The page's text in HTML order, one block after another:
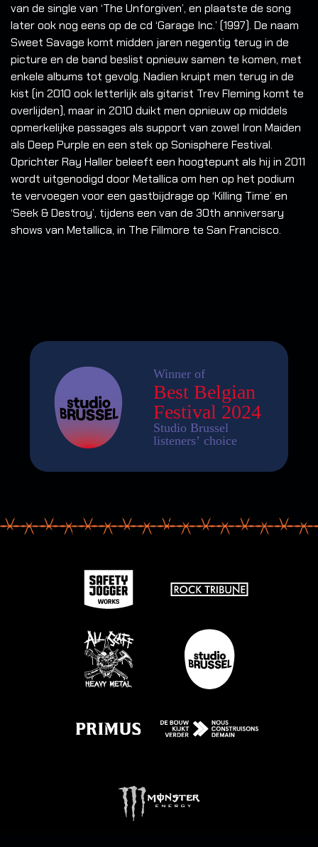
van de single van ‘The Unforgiven’, en plaatste de song
later ook nog eens op de cd ‘Garage Inc.’ (1997). De naam
Sweet Savage komt midden jaren negentig terug in de
picture en de band beslist opnieuw samen te komen, met
enkele albums tot gevolg. Nadien kruipt men terug in de
kist (in 2010 ook letterlijk als gitarist Trev Fleming komt te
overlijden), maar in 2010 duikt men opnieuw op middels
opmerkelijke passages als support van zowel Iron Maiden
als Deep Purple en een stek op Sonisphere Festival.
Oprichter Ray Haller beleeft een hoogtepunt als hij in 2011
wordt uitgenodigd door Metallica om hen op het podium
te vervoegen voor een gastbijdrage op ‘Killing Time’ en
‘Seek & Destroy’, tijdens een van de 30th anniversary
shows van Metallica, in The Fillmore te San Francisco.